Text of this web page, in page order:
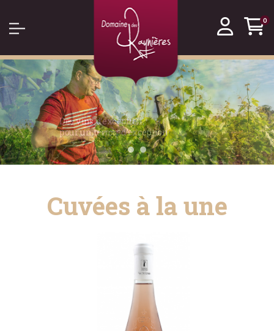
Basculer
navigation
0
Des vins d’exception,
pour un terroir d’exception
Cuvées à la une​